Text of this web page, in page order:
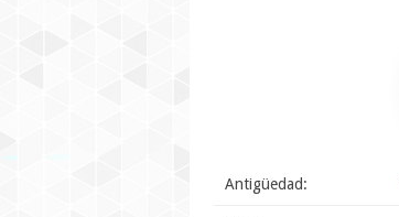
Antigüedad: